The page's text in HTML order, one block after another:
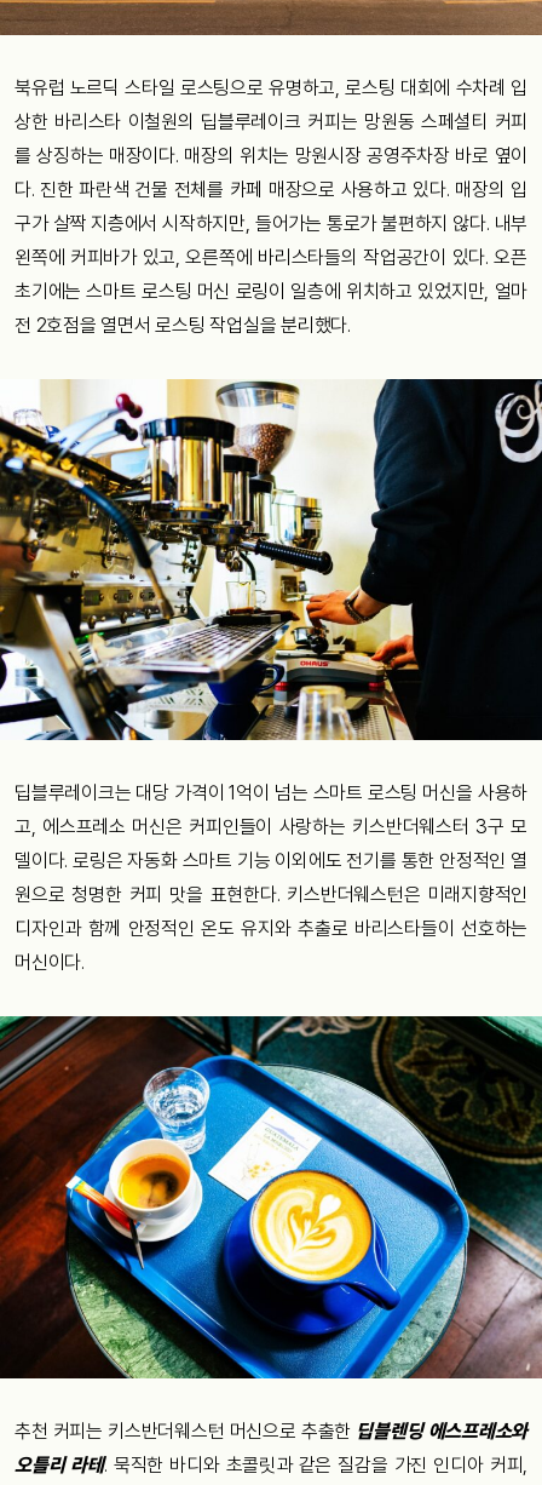
북유럽 노르딕 스타일 로스팅으로 유명하고, 로스팅 대회에 수차례 입
상한 바리스타 이철원의 딥블루레이크 커피는 망원동 스페셜티 커피
를 상징하는 매장이다. 매장의 위치는 망원시장 공영주차장 바로 옆이
다. 진한 파란색 건물 전체를 카페 매장으로 사용하고 있다. 매장의 입
구가 살짝 지층에서 시작하지만, 들어가는 통로가 불편하지 않다. 내부
왼쪽에 커피바가 있고, 오른쪽에 바리스타들의 작업공간이 있다. 오픈
초기에는 스마트 로스팅 머신 로링이 일층에 위치하고 있었지만, 얼마
전 2호점을 열면서 로스팅 작업실을 분리했다.
딥블루레이크는 대당 가격이 1억이 넘는 스마트 로스팅 머신을 사용하
고, 에스프레소 머신은 커피인들이 사랑하는 키스반더웨스터 3구 모
델이다. 로링은 자동화 스마트 기능 이외에도 전기를 통한 안정적인 열
원으로 청명한 커피 맛을 표현한다. 키스반더웨스턴은 미래지향적인
디자인과 함께 안정적인 온도 유지와 추출로 바리스타들이 선호하는
머신이다.
추천 커피는 키스반더웨스턴 머신으로 추출한 딥블렌딩 에스프레소와
오틀리 라테. 묵직한 바디와 초콜릿과 같은 질감을 가진 인디아 커피,